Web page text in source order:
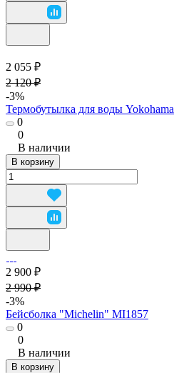
2 055 ₽
2 120 ₽
-3%
Термобутылка для воды Yokohama
0
0
В наличии
В корзину
2 900 ₽
2 990 ₽
-3%
Бейсболка "Michelin" MI1857
0
0
В наличии
В корзину